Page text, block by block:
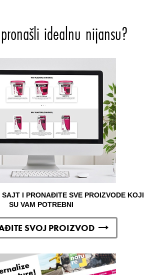
idealnu nijansu?
SAJT I PRONAĐITE SVE PROIZVODE KOJI
SU VAM POTREBNI
SVOJ PROIZVOD